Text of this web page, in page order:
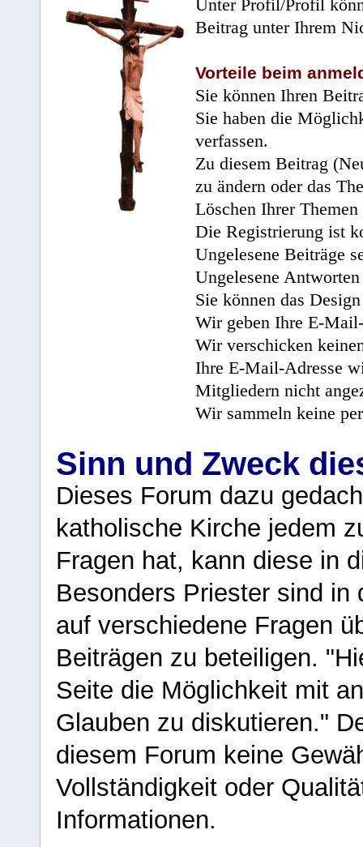
Unter Profil/Profil
Beitrag unter Ihrem
Vorteile beim
Sie können Ihren
Sie haben die
verfassen.
Zu diesem Beitrag
zu ändern oder das
Löschen Ihrer
Die Registrierung ist
Ungelesene Beiträge
Ungelesene
Sie können das
Wir geben Ihre E-
Wir verschicken
Ihre E-Mail-Adresse
Mitgliedern nicht
Wir sammeln keine
Sinn und Zweck
Dieses Forum dazu
katholische Kirche jedem
Fragen hat, kann diese in
Besonders Priester sind in
auf verschiedene Fragen
Beiträgen zu beteiligen.
Seite die Möglichkeit mit
Glauben zu diskutieren."
diesem Forum keine
Vollständigkeit oder
Informationen.